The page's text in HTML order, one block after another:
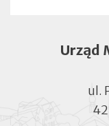
Urząd
ul.